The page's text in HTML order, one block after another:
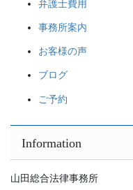
弁護士費用
事務所案内
お客様の声
ブログ
ご予約
Information
山田総合法律事務所